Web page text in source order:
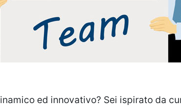
ed innovativo? Sei ispirato da